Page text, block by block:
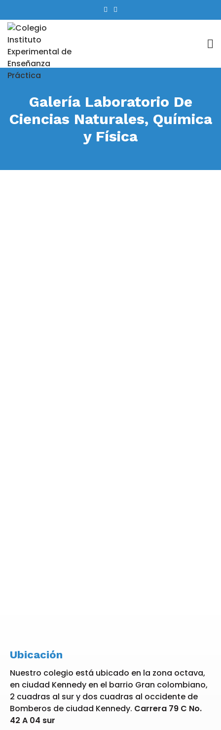
Galería Laboratorio De
Ciencias Naturales, Química
y Física
Ubicación
Nuestro colegio está ubicado en la zona octava,
en ciudad Kennedy en el barrio Gran colombiano,
2 cuadras al sur y dos cuadras al occidente de
Bomberos de ciudad Kennedy. Carrera 79 C No.
42 A 04 sur